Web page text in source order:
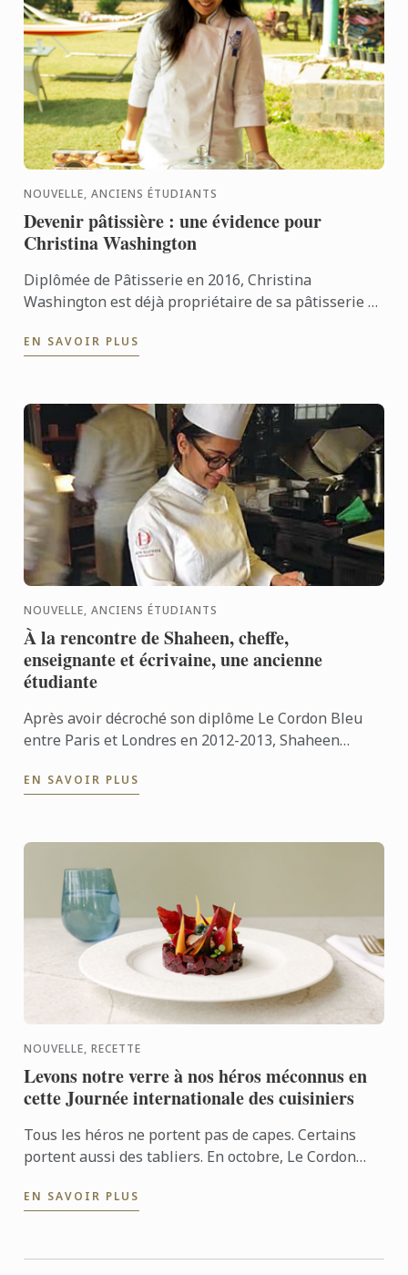
NOUVELLE, ANCIENS ÉTUDIANTS
Devenir pâtissière : une évidence pour
Christina Washington
Diplômée de Pâtisserie en 2016, Christina
Washington est déjà propriétaire de sa pâtisserie à
son expérience à ...
EN SAVOIR PLUS
NOUVELLE, ANCIENS ÉTUDIANTS
À la rencontre de Shaheen, cheffe,
enseignante et écrivaine, une ancienne
étudiante
Après avoir décroché son diplôme Le Cordon Bleu
entre Paris et Londres en 2012-2013, Shaheen
EN SAVOIR PLUS
NOUVELLE, RECETTE
Levons notre verre à nos héros méconnus en
cette Journée internationale des cuisiniers
Tous les héros ne portent pas de capes. Certains
portent aussi des tabliers. En octobre, Le Cordon
entier à ...
EN SAVOIR PLUS